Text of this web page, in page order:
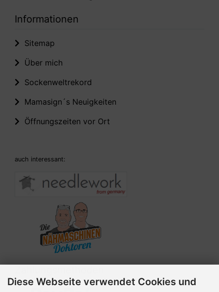
Informationen
Sitemap
Über mich
Sockenweltrekord
Mamasign´s Neuigkeiten
Öffnungszeiten vor Ort
auch interessant:
Diese Webseite verwendet Cookies und